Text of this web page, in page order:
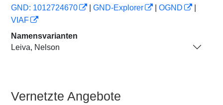
GND: 1012724670
GND-Explorer OGND
VIAF
Namensvarianten
Leiva, Nelson
Vernetzte Angebote